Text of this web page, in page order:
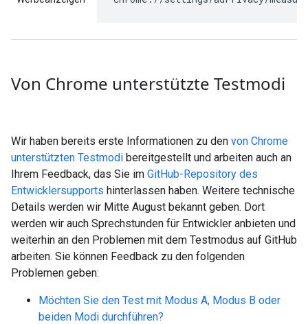
Von Chrome unterstützte Testmodi
Wir haben bereits erste Informationen zu den von Chrome
unterstützten Testmodi bereitgestellt und arbeiten auch an
Ihrem Feedback, das Sie im GitHub-Repository des
Entwicklersupports hinterlassen haben. Weitere technische
Details werden wir Mitte August bekannt geben. Dort
werden wir auch Sprechstunden für Entwickler anbieten und
weiterhin an den Problemen mit dem Testmodus auf GitHub
arbeiten. Sie können Feedback zu den folgenden
Problemen geben:
Möchten Sie den Test mit Modus A, Modus B oder
beiden Modi durchführen?